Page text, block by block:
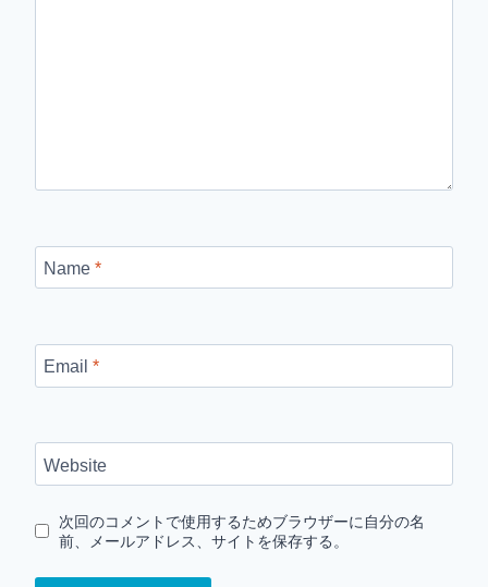
Name *
Email *
Website
次回のコメントで使用するためブラウザーに自分の名
前、メールアドレス、サイトを保存する。